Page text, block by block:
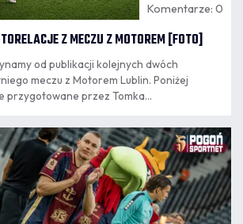
Komentarze: 0
Z MECZU Z MOTOREM [FOTO]
od publikacji kolejnych dwóch
meczu z Motorem Lublin. Poniżej
przygotowane przez Tomka